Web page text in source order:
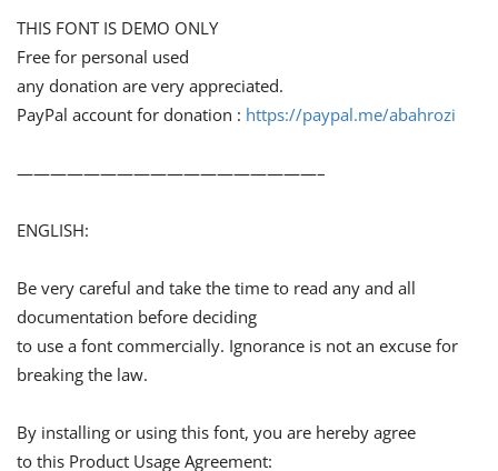
THIS FONT IS DEMO ONLY
Free for personal used
any donation are very appreciated.
PayPal account for donation : https://paypal.me/abahrozi
——————————————————–
ENGLISH:
Be very careful and take the time to read any and all
documentation before deciding
to use a font commercially. Ignorance is not an excuse for
breaking the law.
By installing or using this font, you are hereby agree
to this Product Usage Agreement: